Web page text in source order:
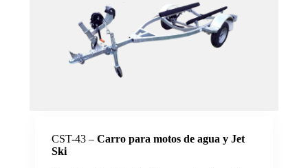
CST-43 – Carro para motos de agua y Jet
Ski